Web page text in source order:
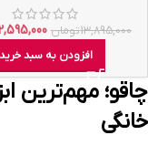
13,895,000تومان
افزودن به سبد خرید
چاقو؛ مهم‌ترین
خانگی